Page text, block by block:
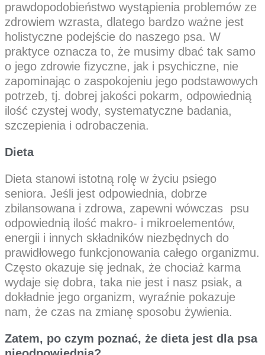
prawdopodobieństwo wystąpienia problemów ze
zdrowiem wzrasta, dlatego bardzo ważne jest
holistyczne podejście do naszego psa. W
praktyce oznacza to, że musimy dbać tak samo
o jego zdrowie fizyczne, jak i psychiczne, nie
zapominając o zaspokojeniu jego podstawowych
potrzeb, tj. dobrej jakości pokarm, odpowiednią
ilość czystej wody, systematyczne badania,
szczepienia i odrobaczenia.
Dieta
Dieta stanowi istotną rolę w życiu psiego
seniora. Jeśli jest odpowiednia, dobrze
zbilansowana i zdrowa, zapewni wówczas psu
odpowiednią ilość makro- i mikroelementów,
energii i innych składników niezbędnych do
prawidłowego funkcjonowania całego organizmu.
Często okazuje się jednak, że chociaż karma
wydaje się dobra, taka nie jest i nasz psiak, a
dokładnie jego organizm, wyraźnie pokazuje
nam, że czas na zmianę sposobu żywienia.
Zatem, po czym poznać, że dieta jest dla psa